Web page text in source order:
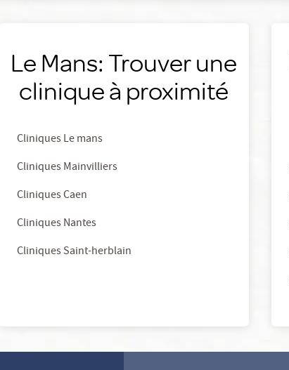
Le Mans: Trouver une
clinique à proximité
Cliniques Le mans
Cliniques Mainvilliers
Cliniques Caen
Cliniques Nantes
Cliniques Saint-herblain